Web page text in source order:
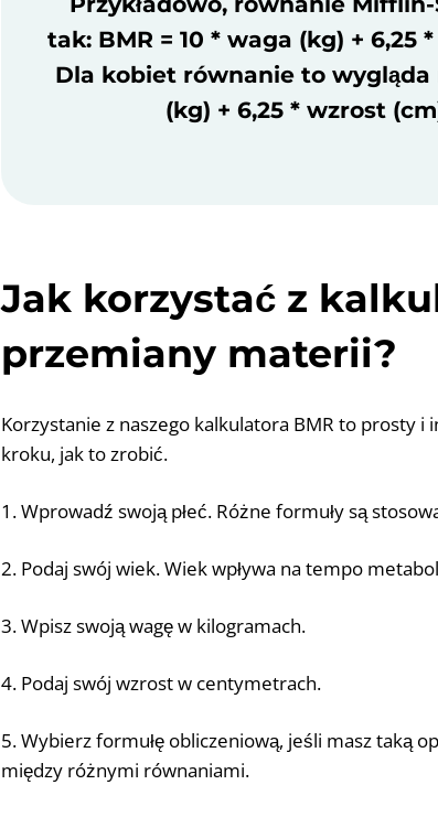
tak: BMR = 10 * waga (kg) + 6,25
Dla kobiet równanie to wygląda
(kg) + 6,25 * wzrost
Jak korzystać z
przemiany materii?
Korzystanie z naszego kalkulatora BMR to prosty
kroku, jak to zrobić.
1. Wprowadź swoją płeć. Różne formuły są
2. Podaj swój wiek. Wiek wpływa na tempo
3. Wpisz swoją wagę w kilogramach.
4. Podaj swój wzrost w centymetrach.
5. Wybierz formułę obliczeniową, jeśli masz taką
między różnymi równaniami.